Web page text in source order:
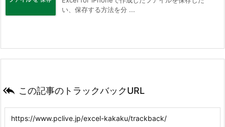
い、保存する方法を分 ...
 この記事のトラックバックURL